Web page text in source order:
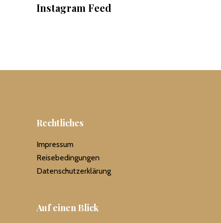
Instagram Feed
Rechtliches
Impressum
Reisebedingungen
Datenschutzerklärung
Auf einen Blick